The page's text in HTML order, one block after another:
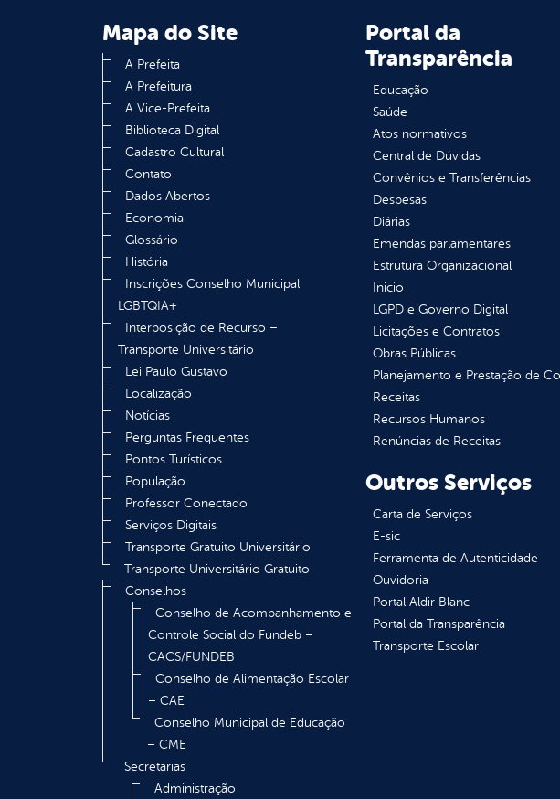
Mapa do Site
A Prefeita
A Prefeitura
A Vice-Prefeita
Biblioteca Digital
Cadastro Cultural
Contato
Dados Abertos
Economia
Glossário
História
Inscrições Conselho Municipal
LGBTQIA+
Interposição de Recurso –
Transporte Universitário
Lei Paulo Gustavo
Localização
Notícias
Perguntas Frequentes
Pontos Turísticos
População
Professor Conectado
Serviços Digitais
Transporte Gratuito Universitário
Transporte Universitário Gratuito
Conselhos
Conselho de Acompanhamento e
Controle Social do Fundeb –
CACS/FUNDEB
Conselho de Alimentação Escolar
– CAE
Conselho Municipal de Educação
– CME
Secretarias
Administração
Portal da
Transparência
Educação
Saúde
Atos normativos
Central de Dúvidas
Convênios e Transferências
Despesas
Diárias
Emendas parlamentares
Estrutura Organizacional
Inicio
LGPD e Governo Digital
Licitações e Contratos
Obras Públicas
Planejamento e Prestação de
Receitas
Recursos Humanos
Renúncias de Receitas
Outros Serviços
Carta de Serviços
E-sic
Ferramenta de Autenticidade
Ouvidoria
Portal Aldir Blanc
Portal da Transparência
Transporte Escolar